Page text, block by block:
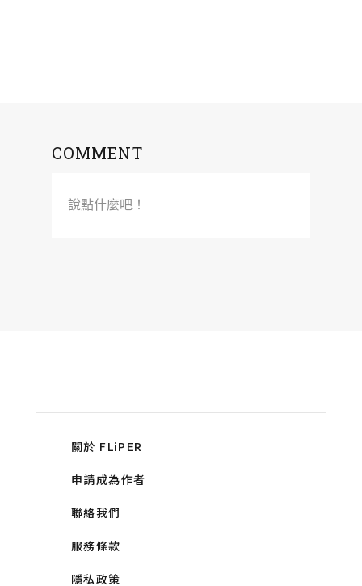
COMMENT
說點什麼吧！
關於 FLiPER
申請成為作者
聯絡我們
服務條款
隱私政策